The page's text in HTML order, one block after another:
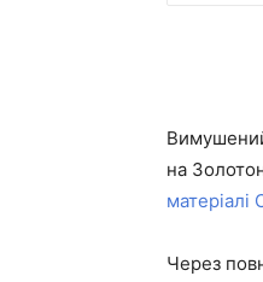
на
матеріалі
Через